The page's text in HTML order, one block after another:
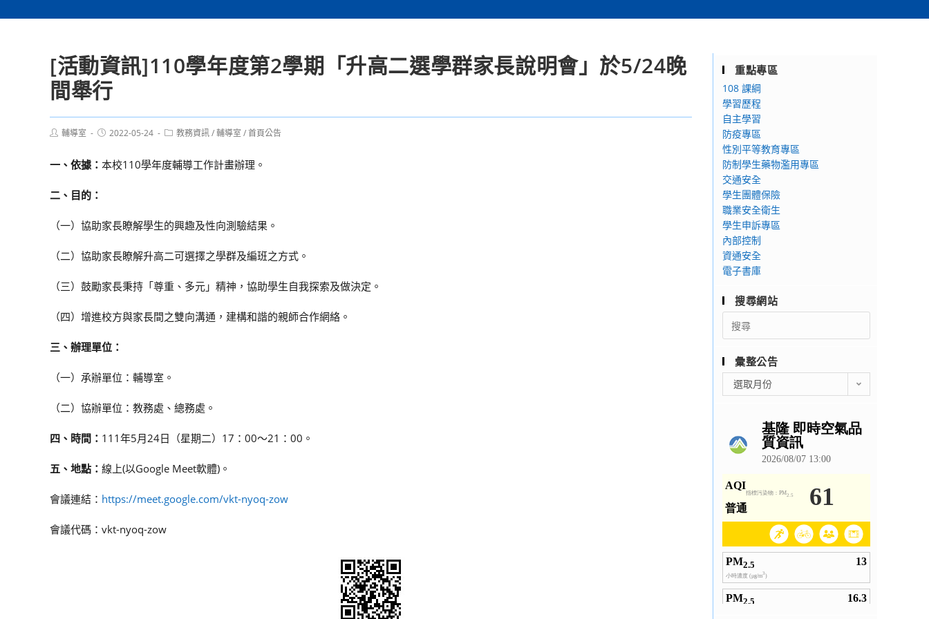
[活動資訊]110學年度第2學期「升高二選學群家長說明會」於5/24晚
間舉行
Post輔導室
Post2022-05-24
Post教務資訊/輔導室 /首頁公告
一、依據： 本校110學年度輔導工作計畫辦理。
二、目的：
（一）協助家長瞭解學生的興趣及性向測驗結果。
（二）協助家長瞭解升高二可選擇之學群及編班之方式。
（三）鼓勵家長秉持「尊重、多元」精神，協助學生自我探索及做決定。
（四）增進校方與家長間之雙向溝通，建構和諧的親師合作網絡。
三、辦理單位：
（一）承辦單位：輔導室。
（二）協辦單位：教務處、總務處。
四、時間： 111年5月24日（星期二）17：00～21：00。
五、地點： 線上(以Google Meet軟體)。
會議連結： https://meet.google.com/vkt-nyoq-zow
會議代碼：vkt-nyoq-zow
重點專區
108 課綱
學習歷程
自主學習
防疫專區
性別平等教育專區
防制學生藥物濫用專區
交通安全
學生團體保險
職業安全衛生
學生申訴專區
內部控制
資通安全
電子書庫
搜尋網站
Search
for:
彙整公告
整
選取月份